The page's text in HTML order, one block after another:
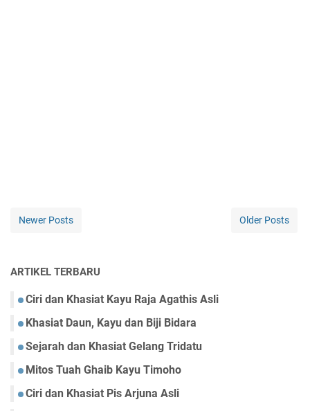
Newer Posts Older Posts
ARTIKEL TERBARU
Ciri dan Khasiat Kayu Raja Agathis Asli
Khasiat Daun, Kayu dan Biji Bidara
Sejarah dan Khasiat Gelang Tridatu
Mitos Tuah Ghaib Kayu Timoho
Ciri dan Khasiat Pis Arjuna Asli